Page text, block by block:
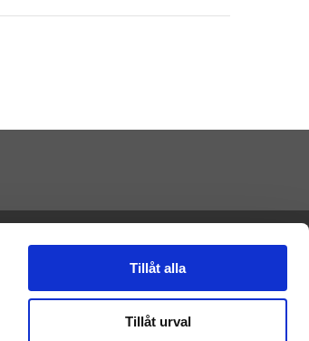
Tillåt alla
Tillåt urval
kontakt@nalleriet.se